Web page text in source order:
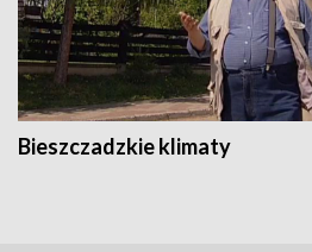
Bieszczadzkie klimaty